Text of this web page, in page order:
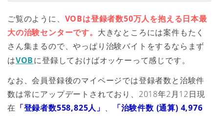
ご覧のように、 VOBは登録者数50万人を抱える日本最
大の治験センターです。 大きなところには案件もたく
さん集まるので、やっぱり治験バイトをするならまず
はVOBに登録しておけばオッケーって感じです。
なお、会員登録後のマイページでは登録者数と治験件
数は常にアップデートされており、2018年2月12日現
在 「登録者数558,825人」 、
「治験件数 (通算) 4,976